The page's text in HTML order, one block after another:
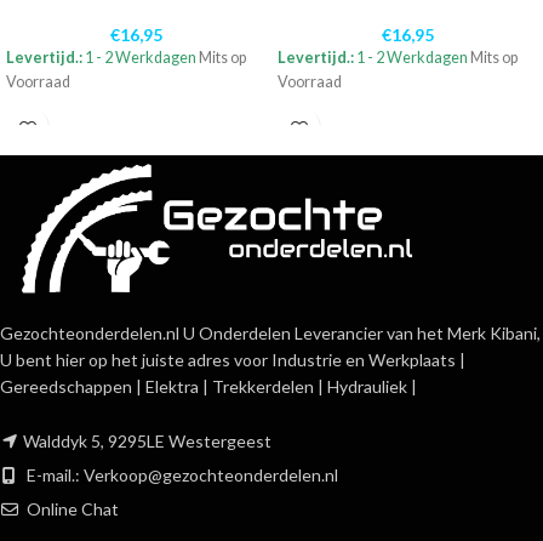
€16,95
Levertijd.: 1 - 2 Werkdagen Mits op
Voorraad
€16,95
Levertijd.: 1 - 2 Werkdagen Mits op
Voorraad
Gezochteonderdelen.nl U Onderdelen Leverancier van het Merk Kibani,
U bent hier op het juiste adres voor Industrie en Werkplaats |
Gereedschappen | Elektra | Trekkerdelen | Hydrauliek |
Walddyk 5, 9295LE Westergeest
E-mail.: Verkoop@gezochteonderdelen.nl
Online Chat